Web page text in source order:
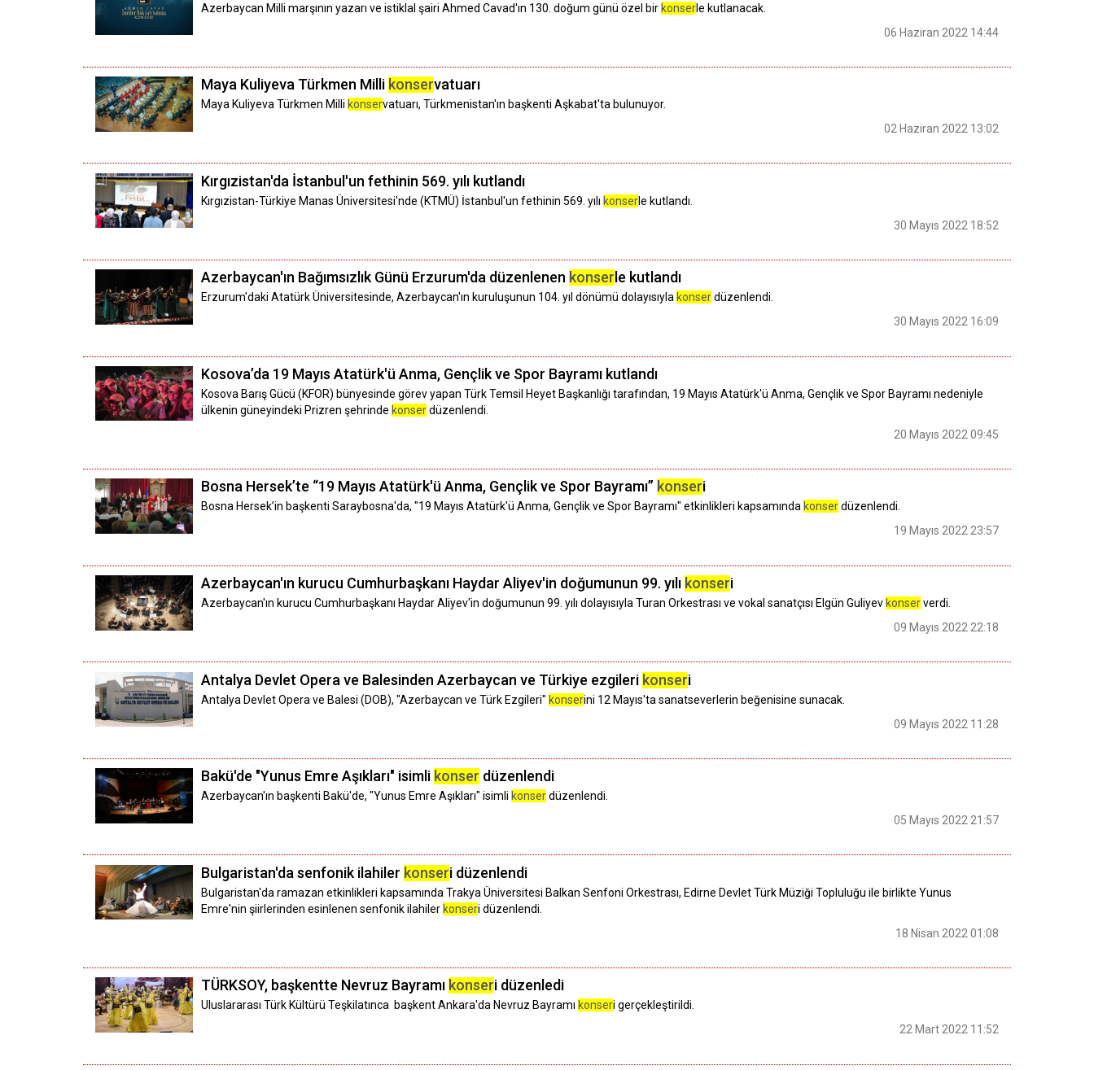
Azerbaycan Milli marşının yazarı ve istiklal şairi Ahmed Cavad'ın 130. doğum günü özel birkonserle kutlanacak.
06 Haziran 2022 14:44
Maya Kuliyeva Türkmen Milli konservatuarı
Maya Kuliyeva Türkmen Milli konservatuarı, Türkmenistan'ın başkenti Aşkabat'ta bulunuyor.
02 Haziran 2022 13:02
Kırgızistan'da İstanbul'un fethinin 569. yılı kutlandı
Kırgızistan-Türkiye Manas Üniversitesi'nde (KTMÜ) İstanbul'un fethinin 569. yılı konserle kutlandı.
30 Mayıs 2022 18:52
Azerbaycan'ın Bağımsızlık Günü Erzurum'da düzenlenen konser le kutlandı
Erzurum'daki Atatürk Üniversitesinde, Azerbaycan'ın kuruluşunun 104. yıl dönümü dolayısıyla konserdüzenlendi.
30 Mayıs 2022 16:09
Kosova’da 19 Mayıs Atatürk'ü Anma, Gençlik ve Spor Bayramı kutlandı
Kosova Barış Gücü (KFOR) bünyesinde görev yapan Türk Temsil Heyet Başkanlığı tarafından, 19 Mayıs Atatürk'ü Anma, Gençlik ve Spor Bayramı nedeniyle
ülkenin güneyindeki Prizren şehrinde konserdüzenlendi.
20 Mayıs 2022 09:45
Bosna Hersek’te “19 Mayıs Atatürk'ü Anma, Gençlik ve Spor Bayramı” konseri
Bosna Hersek’in başkenti Saraybosna'da, "19 Mayıs Atatürk'ü Anma, Gençlik ve Spor Bayramı" etkinlikleri kapsamında konserdüzenlendi.
19 Mayıs 2022 23:57
Azerbaycan'ın kurucu Cumhurbaşkanı Haydar Aliyev'in doğumunun 99. yılı konseri
Azerbaycan'ın kurucu Cumhurbaşkanı Haydar Aliyev'in doğumunun 99. yılı dolayısıyla Turan Orkestrası ve vokal sanatçısı Elgün Guliyev konserverdi.
09 Mayıs 2022 22:18
Antalya Devlet Opera ve Balesinden Azerbaycan ve Türkiye ezgileri konseri
Antalya Devlet Opera ve Balesi (DOB), "Azerbaycan ve Türk Ezgileri" konserini 12 Mayıs'ta sanatseverlerin beğenisine sunacak.
09 Mayıs 2022 11:28
Bakü'de "Yunus Emre Aşıkları" isimli konser düzenlendi
Azerbaycan'ın başkenti Bakü'de, "Yunus Emre Aşıkları" isimli konserdüzenlendi.
05 Mayıs 2022 21:57
Bulgaristan'da senfonik ilahiler konseri düzenlendi
Bulgaristan'da ramazan etkinlikleri kapsamında Trakya Üniversitesi Balkan Senfoni Orkestrası, Edirne Devlet Türk Müziği Topluluğu ile birlikte Yunus
Emre'nin şiirlerinden esinlenen senfonik ilahiler konseri düzenlendi.
18 Nisan 2022 01:08
TÜRKSOY, başkentte Nevruz Bayramı konseri düzenledi
Uluslararası Türk Kültürü Teşkilatınca başkent Ankara'da Nevruz Bayramı konseri gerçekleştirildi.
22 Mart 2022 11:52